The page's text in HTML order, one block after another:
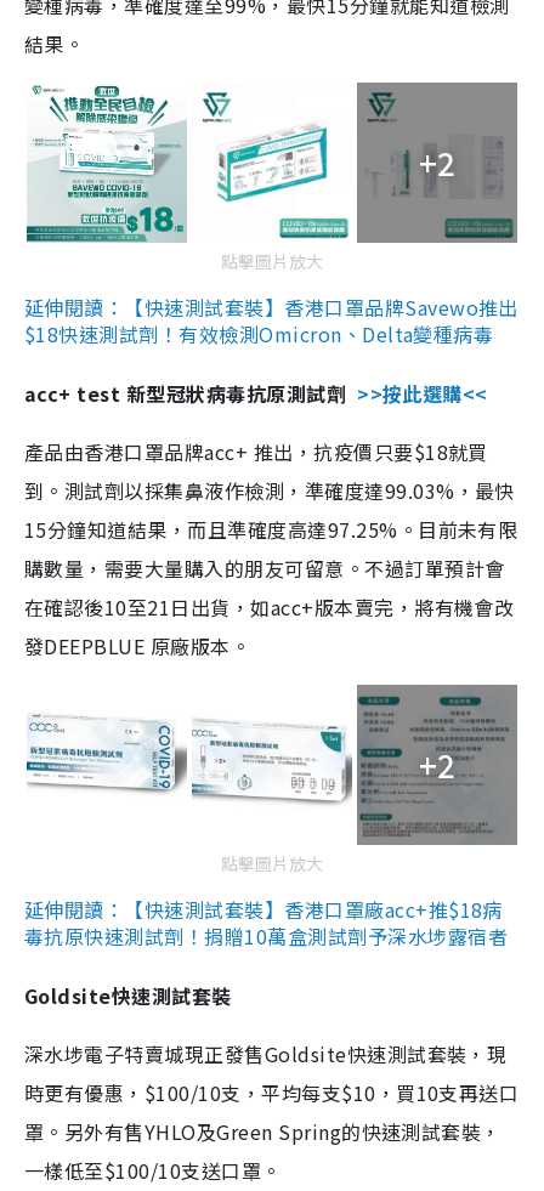
結果。
+2
點擊圖片放大
延伸閱讀：【快速測試套裝】香港口罩品牌Savewo推出
$18快速測試劑！有效檢測Omicron、Delta變種病毒
acc+ test 新型冠狀病毒抗原測試劑 >>按此選購<<
產品由香港口罩品牌acc+ 推出，抗疫價只要$18就買
到。測試劑以採集鼻液作檢測，準確度達99.03%，最快
15分鐘知道結果，而且準確度高達97.25%。目前未有限
購數量，需要大量購入的朋友可留意。不過訂單預計會
在確認後10至21日出貨，如acc+版本賣完，將有機會改
發DEEPBLUE 原廠版本。
+2
點擊圖片放大
延伸閱讀：【快速測試套裝】香港口罩廠acc+推$18病
毒抗原快速測試劑！捐贈10萬盒測試劑予深水埗露宿者
Goldsite快速測試套裝
深水埗電子特賣城現正發售Goldsite快速測試套裝，現
時更有優惠，$100/10支，平均每支$10，買10支再送口
罩。另外有售YHLO及Green Spring的快速測試套裝，
一樣低至$100/10支送口罩。